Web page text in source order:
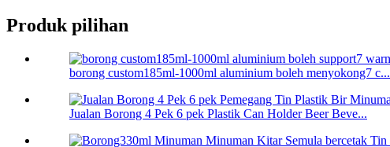
Produk pilihan
borong custom185ml-1000ml aluminium boleh menyokong7 c...
Jualan Borong 4 Pek 6 pek Plastik Can Holder Beer Beve...